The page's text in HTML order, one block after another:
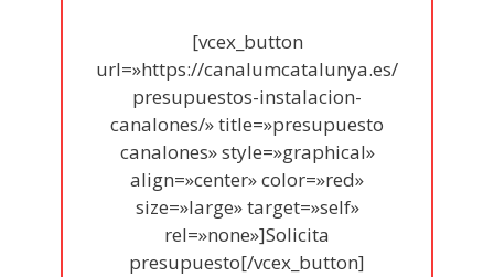
[vcex_button
url=»https://canalumcatalunya.es/
presupuestos-instalacion-
canalones/» title=»presupuesto
canalones» style=»graphical»
align=»center» color=»red»
size=»large» target=»self»
rel=»none»]Solicita
presupuesto[/vcex_button]